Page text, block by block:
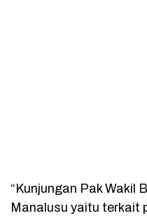
“Kunjungan Pak Wakil
Manalusu yaitu terkait